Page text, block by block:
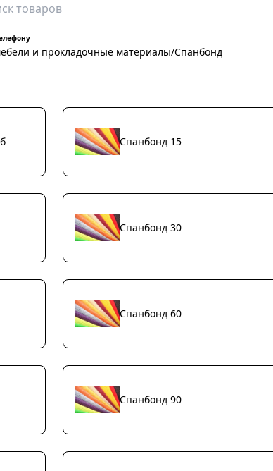
и прокладочные материалы/Спанбонд
Спанбонд 15
Спанбонд 30
Спанбонд 60
Спанбонд 90